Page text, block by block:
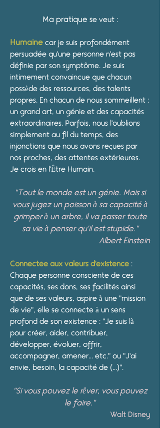
Ma pratique se veut :
Humaine car je suis profondément
persuadée qu'une personne n'est pas
définie par son symptôme. Je suis
intimement convaincue que chacun
possède des ressources, des talents
propres. En chacun de nous sommeillent :
un grand art, un génie et des capacités
extraordinaires. Parfois, nous l'oublions
simplement au fil du temps, des
injonctions que nous avons reçues par
nos proches, des attentes extérieures.
Je crois en l'Être Humain.
"Tout le monde est un génie. Mais si
vous jugez un poisson à sa capacité à
grimper à un arbre, il va passer toute
sa vie à penser qu'il est stupide."
Albert Einstein
Connectée aux valeurs d'existence :
Chaque personne consciente de ces
capacités, ses dons, ses facilités ainsi
que de ses valeurs, aspire à une "mission
de vie", elle se connecte à un sens
profond de son existence : "Je suis là
pour créer, aider, contribuer,
développer, évoluer, offrir,
accompagner, amener... etc." ou "J'ai
envie, besoin, la capacité de (...)".
"Si vous pouvez le rêver, vous pouvez
le faire."
Walt Disney